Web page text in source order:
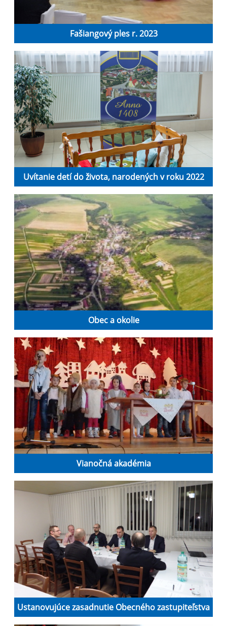
Fašiangový ples r. 2023
Uvítanie detí do života, narodených v roku 2022
Obec a okolie
Vianočná akadémia
Ustanovujúce zasadnutie Obecného zastupiteľstva